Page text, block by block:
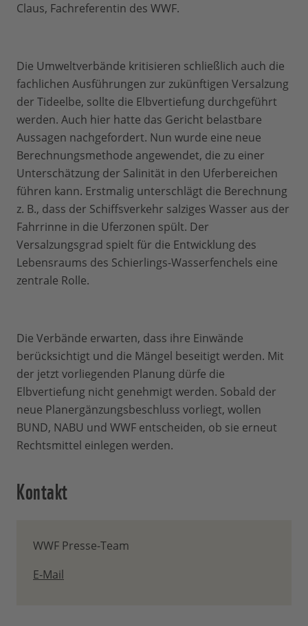
Claus, Fachreferentin des WWF.
Die Umweltverbände kritisieren schließlich auch die
fachlichen Ausführungen zur zukünftigen Versalzung
der Tideelbe, sollte die Elbvertiefung durchgeführt
werden. Auch hier hatte das Gericht belastbare
Aussagen nachgefordert. Nun wurde eine neue
Berechnungsmethode angewendet, die zu einer
Unterschätzung der Salinität in den Uferbereichen
führen kann. Erstmalig unterschlägt die Berechnung
z. B., dass der Schiffsverkehr salziges Wasser aus der
Fahrrinne in die Uferzonen spült. Der
Versalzungsgrad spielt für die Entwicklung des
Lebensraums des Schierlings-Wasserfenchels eine
zentrale Rolle.
Die Verbände erwarten, dass ihre Einwände
berücksichtigt und die Mängel beseitigt werden. Mit
der jetzt vorliegenden Planung dürfe die
Elbvertiefung nicht genehmigt werden. Sobald der
neue Planergänzungsbeschluss vorliegt, wollen
BUND, NABU und WWF entscheiden, ob sie erneut
Rechtsmittel einlegen werden.
Kontakt
WWF Presse-Team
E-Mail